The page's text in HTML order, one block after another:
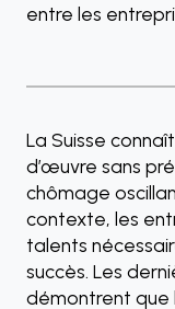
entre les
La Suisse
d’œuvre sans
chômage
contexte, les
talents
succès. Les
démontrent que